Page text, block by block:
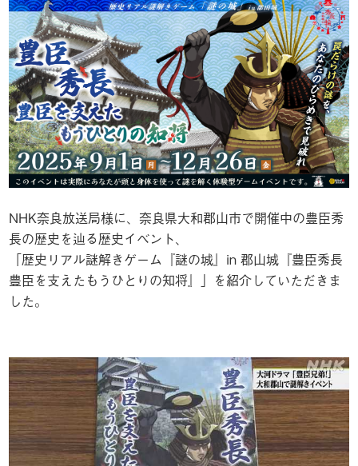
NHK奈良放送局様に、奈良県大和郡山市で開催中の豊臣秀
長の歴史を辿る歴史イベント、
「歴史リアル謎解きゲーム『謎の城』in 郡山城『豊臣秀長
豊臣を支えたもうひとりの知将』」を紹介していただきま
した。